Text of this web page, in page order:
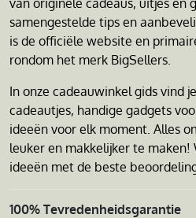
samengestelde tips en
is de officiële website en
rondom het merk BigSellers.
In onze cadeauwinkel gids vind
cadeautjes, handige gadgets
ideeën voor elk moment. Alles
leuker en makkelijker te maken!
ideeën met de beste
100% Tevredenheidsgarantie